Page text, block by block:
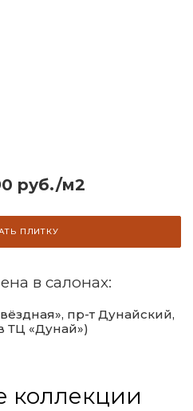
руб./м2
ПЛИТКУ
в салонах:
пр-т Дунайский,
ТЦ «Дунай»)
коллекции